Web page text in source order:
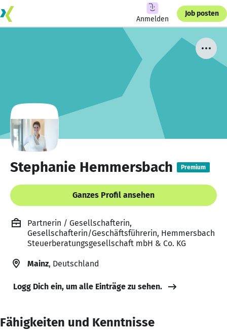
Anmelden
Job posten
Stephanie Hemmersbach Premium
Ganzes Profil ansehen
Partnerin / Gesellschafterin,
Gesellschafterin/Geschäftsführerin, Hemmersbach
Steuerberatungsgesellschaft mbH & Co. KG
Mainz, Deutschland
Logg Dich ein, um alle Einträge zu sehen.
Fähigkeiten und Kenntnisse